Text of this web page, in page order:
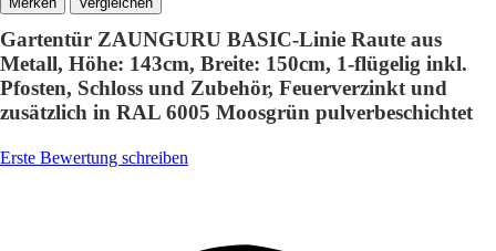
Gartentür ZAUNGURU BASIC-Linie Raute aus
Metall, Höhe: 143cm, Breite: 150cm, 1-flügelig inkl.
Pfosten, Schloss und Zubehör, Feuerverzinkt und
zusätzlich in RAL 6005 Moosgrün pulverbeschichtet
Erste Bewertung schreiben